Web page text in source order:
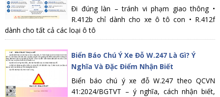
Đi đúng làn – tránh vi phạm giao thông •
R.412b chỉ dành cho xe ô tô con • R.412f
dành cho tất cả các loại ô tô
Biển Báo Chú Ý Xe Đỗ W.247 Là Gì? Ý
Nghĩa Và Đặc Điểm Nhận Biết
Biển báo chú ý xe đỗ W.247 theo QCVN
41:2024/BGTVT – ý nghĩa, cách nhận biết,